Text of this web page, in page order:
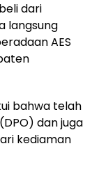
dari
langsung
AES
bahwa telah
dan juga
kediaman